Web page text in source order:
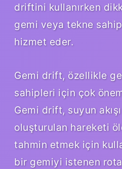
driftini kullanırken
gemi veya tekne
hizmet eder.
Gemi drift, özellikle
sahipleri için çok
Gemi drift, suyun
oluşturulan hareketi
tahmin etmek için
bir gemiyi istenen